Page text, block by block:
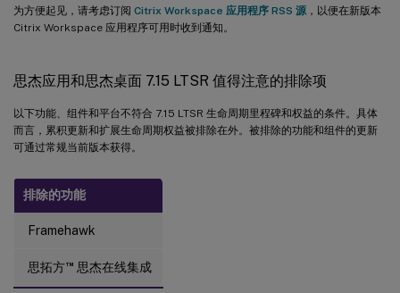
为方便起见，请考虑订阅 Citrix Workspace 应用程序 RSS 源 ，以便在新版本
Citrix Workspace 应用程序可用时收到通知。
思杰应用和思杰桌面 7.15 LTSR 值得注意的排除项
以下功能、组件和平台不符合 7.15 LTSR 生命周期里程碑和权益的条件。具体
而言，累积更新和扩展生命周期权益被排除在外。被排除的功能和组件的更新
可通过常规当前版本获得。
排除的功能
Framehawk
思拓方™ 思杰在线集成